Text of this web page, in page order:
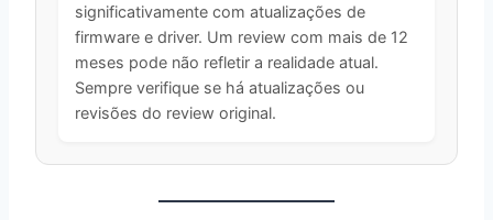
significativamente com atualizações de
firmware e driver. Um review com mais de 12
meses pode não refletir a realidade atual.
Sempre verifique se há atualizações ou
revisões do review original.